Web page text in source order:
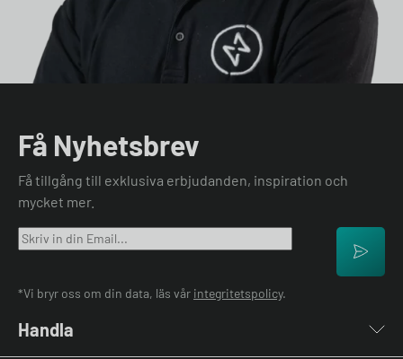
Få Nyhetsbrev
Få tillgång till exklusiva erbjudanden, inspiration och
mycket mer.
*Vi bryr oss om din data, läs vår integritetspolicy.
Handla